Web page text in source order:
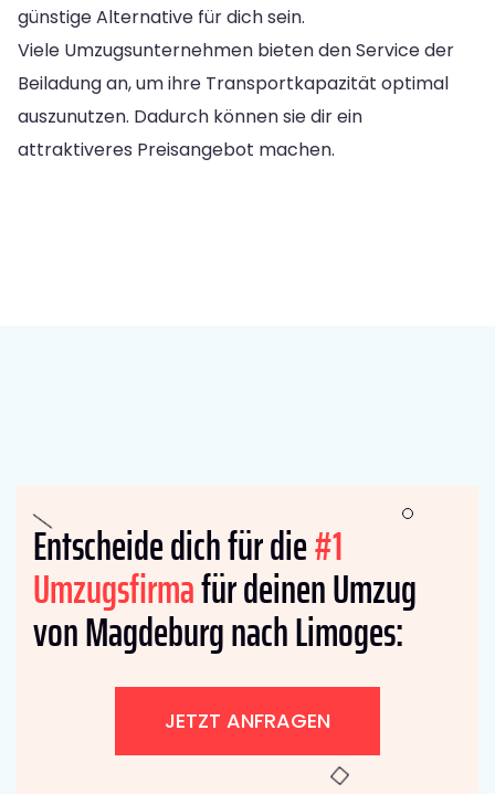
günstige Alternative für dich sein.
Viele Umzugsunternehmen bieten den Service der
Beiladung an, um ihre Transportkapazität optimal
auszunutzen. Dadurch können sie dir ein
attraktiveres Preisangebot machen.
Entscheide dich für die#1
Umzugsfirmafür deinen Umzug
von Magdeburg nach Limoges:
JETZT ANFRAGEN